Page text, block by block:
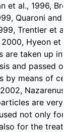
et al., 1996,
Quaroni and
Trentler et
Hyeon et
are taken up
and passed
by means of
Nazarenus
are very
not only for
for the